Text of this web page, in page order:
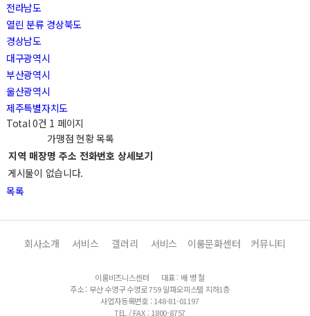
전라남도
열린 분류 경상북도
경상남도
대구광역시
부산광역시
울산광역시
제주특별자치도
Total 0건 1 페이지
가맹점 현황 목록
지역 매장명 주소 전화번호 상세보기
게시물이 없습니다.
목록
회사소개 서비스 갤러리 서비스 이룸문화센터 커뮤니티
이룸비즈니스센터
대표 : 배 병 철
주소 : 부산 수영구 수영로 759 알파오피스텔 지하1층
사업자등록번호 : 148-81-01197
TEL / FAX : 1800-8757